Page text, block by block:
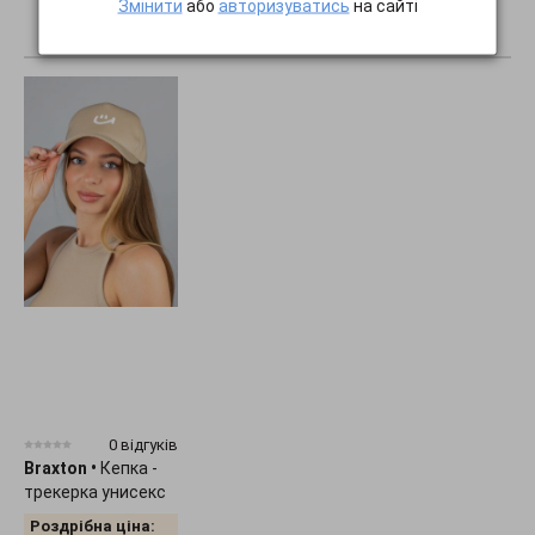
0 відгуків
Braxton • Кепка -
трекерка унисекс
"Smile" 1536
Роздрібна ціна:
Змінити або авторизуватись на сайті